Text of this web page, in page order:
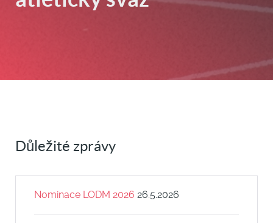
Důležité zprávy
Nominace LODM 2026 26.5.2026